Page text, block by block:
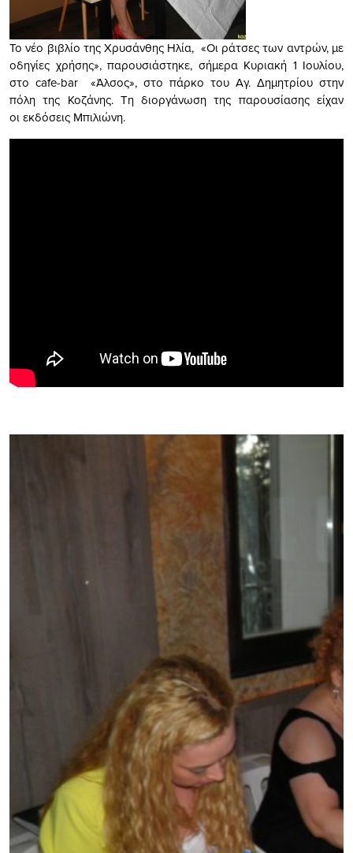
Το νέο βιβλίο της Χρυσάνθης Ηλία, «Οι ράτσες των αντρών, με
οδηγίες χρήσης», παρουσιάστηκε, σήμερα Κυριακή 1 Ιουλίου,
στο cafe-bar «Άλσος», στο πάρκο του Αγ. Δημητρίου στην
πόλη της Κοζάνης. Τη διοργάνωση της παρουσίασης είχαν
οι εκδόσεις Μπιλιώνη.